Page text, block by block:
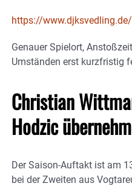
https://
Genauer Spielort,
Umständen erst kurzfristig
Christian
Hodzic
Der Saison-Auftakt ist am
bei der Zweiten aus